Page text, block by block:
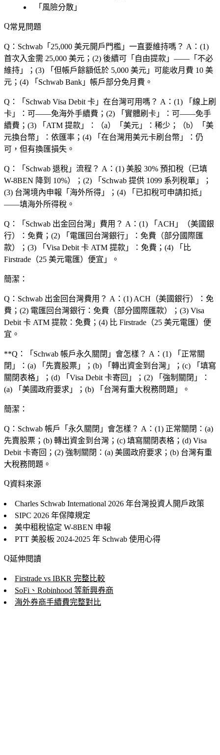
「風險分散」
常見問題
Q：Schwab「25,000 美元開戶門檻」一直要維持嗎？ A：(1)
首次入金需 25,000 美元；(2) 後續可「自由提款」——「不必
維持」；(3) 「但帳戶餘額低於 5,000 美元」可能收月費 10 美
元；(4) 「Schwab Bank」帳戶部分免月費。
Q：「Schwab Visa Debit 卡」在台灣可用嗎？ A：(1) 「線上刷
卡」：可——免海外手續費；(2) 「實體刷卡」：可——免手
續費；(3) 「ATM 提款」：（a）「美元」：稀少；（b）「美
元換台幣」：依匯率；(4) 「在台灣用美元卡刷台幣」：仍
可，但有換匯損失。
Q：「Schwab 退稅」流程？ A：(1) 美股 30% 預扣稅（已填
W-8BEN 降到 10%）；(2) 「Schwab 提供 1099 系列稅單」；
(3) 台灣境內申報「海外所得」；(4) 「已扣稅可申請扣抵」
——填海外所得稅。
Q：「Schwab 出金回台灣」費用？ A：(1) 「ACH」（美國銀
行）：免費；(2) 「 電匯回台灣銀行 」：免費（部分國際匯
款）；(3) 「Visa Debit 卡 ATM 提款」：免費；(4) 「 比
Firstrade（25 美元電匯）便宜」
。
簡潔：
Q：Schwab 出金回台灣費用？ A：(1) ACH（美國銀行）：免
費；(2) 電匯回台灣銀行：免費（部分國際匯款）；(3) Visa
Debit 卡 ATM 提款：免費；(4) 比 Firstrade（25 美元電匯）便
宜。
**Q：「Schwab 帳戶永久關閉」會怎樣？ A：(1) 「正常關
閉」：(a) 「先賣股票」；(b) 「轉出資金到台灣」；(c) 「填寫
關閉表格」；(d) 「Visa Debit 卡寄回」；(2) 「強制關閉」：
(a) 「美國政府要求」；(b) 「台灣有重大稅務問題」。
簡潔：
Q：Schwab 帳戶「永久關閉」會怎樣？ A：(1) 正常關閉：(a)
先賣股票；(b) 轉出資金到台灣；(c) 填寫關閉表格；(d) Visa
Debit 卡寄回；(2) 強制關閉：(a) 美國政府要求；(b) 台灣有重
大稅務問題。
資料來源
Charles Schwab International 2026 年台灣投資人開戶政策
SIPC 2026 年保障規定
美中租稅協定 W-8BEN 申報
PTT 美股板 2024-2025 年 Schwab 使用心得
延伸閱讀
Firstrade vs IBKR 完整比較
SoFi、Robinhood 等新興券商
海外券商手續費完整對比